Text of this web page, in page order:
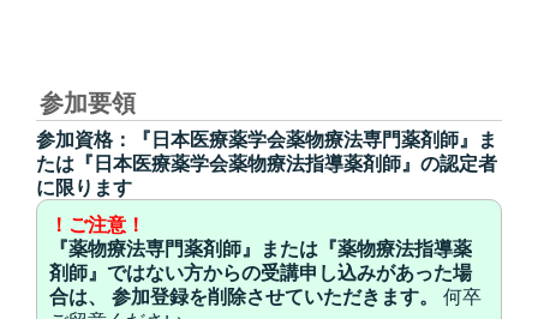
参加要領
参加資格：『日本医療薬学会薬物療法専門薬剤師』ま
たは『日本医療薬学会薬物療法指導薬剤師』の認定者
に限ります
！ご注意！
『薬物療法専門薬剤師』または『薬物療法指導薬
剤師』ではない方からの受講申し込みがあった場
合は、 参加登録を削除させていただきます。
何卒